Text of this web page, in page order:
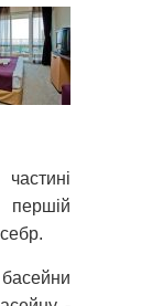
першій